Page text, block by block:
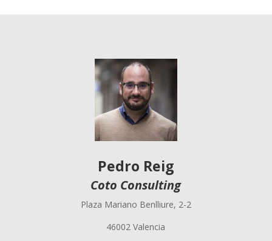
Pedro Reig
Coto Consulting
Plaza Mariano Benlliure, 2-2
46002 Valencia